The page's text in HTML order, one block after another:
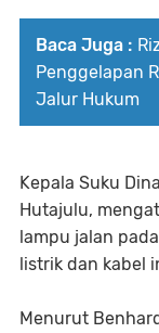
Baca Juga :
Penggelapan
Jalur Hukum
Kepala Suku
Hutajulu,
lampu jalan
listrik dan kabel
Menurut